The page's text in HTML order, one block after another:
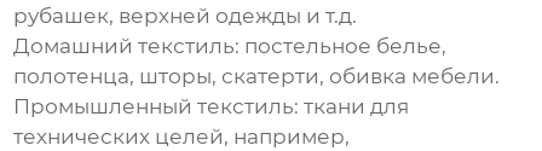
рубашек, верхней одежды и т.д.
Домашний текстиль: постельное белье,
полотенца, шторы, скатерти, обивка мебели.
Промышленный текстиль: ткани для
технических целей, например,